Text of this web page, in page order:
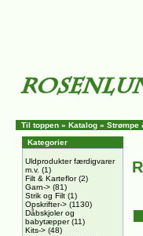
Til toppen » Katalog » Strømpe
Kategorier
Uldprodukter færdigvarer
m.v. (1)
Filt & Karteflor(2)
Garn-> (81)
Strik og Filt (1)
Opskrifter-> (1130)
Dåbskjoler og
babytæpper(11)
Kits-> (48)